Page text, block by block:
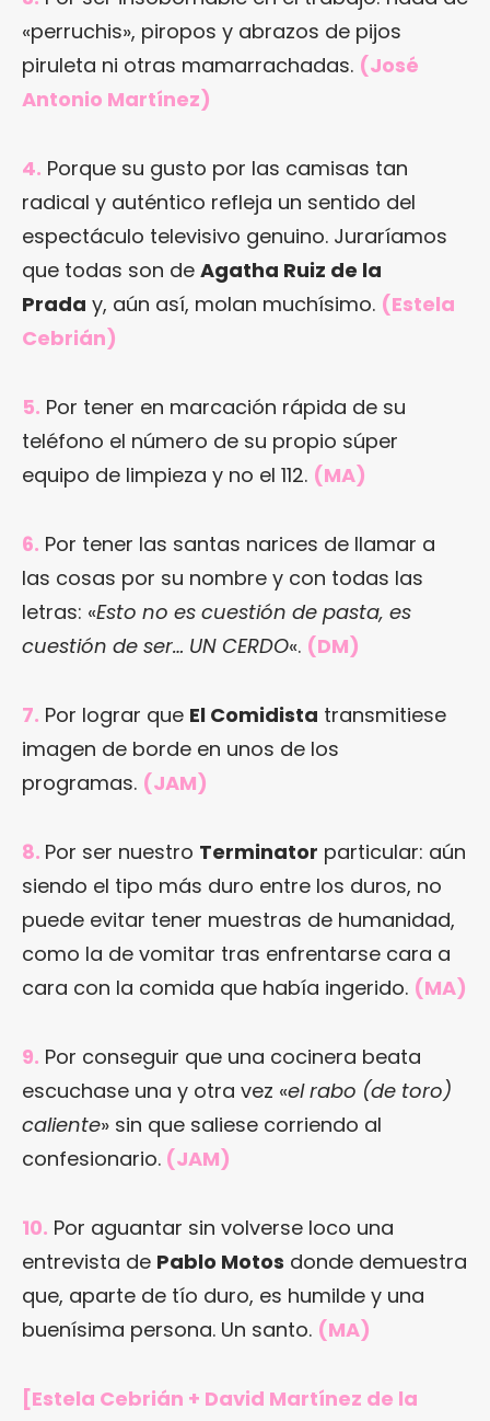
«perruchis», piropos y abrazos de pijos
piruleta ni otras mamarrachadas. (José
Antonio Martínez)
4. Porque su gusto por las camisas tan
radical y auténtico refleja un sentido del
espectáculo televisivo genuino. Juraríamos
que todas son de Agatha Ruiz de la
Prada y, aún así, molan muchísimo. (Estela
Cebrián)
5. Por tener en marcación rápida de su
teléfono el número de su propio súper
equipo de limpieza y no el 112. (MA)
6. Por tener las santas narices de llamar a
las cosas por su nombre y con todas las
letras: «Esto no es cuestión de pasta, es
cuestión de ser… UN CERDO«. (DM)
7. Por lograr que El Comidista transmitiese
imagen de borde en unos de los
programas. (JAM)
8. Por ser nuestro Terminator particular: aún
siendo el tipo más duro entre los duros, no
puede evitar tener muestras de humanidad,
como la de vomitar tras enfrentarse cara a
cara con la comida que había ingerido. (MA)
9. Por conseguir que una cocinera beata
escuchase una y otra vez «el rabo (de toro)
caliente» sin que saliese corriendo al
confesionario. (JAM)
10. Por aguantar sin volverse loco una
entrevista de Pablo Motos donde demuestra
que, aparte de tío duro, es humilde y una
buenísima persona. Un santo. (MA)
[Estela Cebrián + David Martínez de la